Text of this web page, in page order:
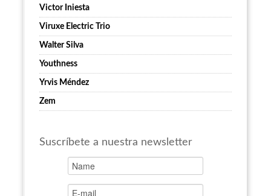
Victor Iniesta
Viruxe Electric Trio
Walter Silva
Youthness
Yrvis Méndez
Zem
Suscríbete a nuestra newsletter